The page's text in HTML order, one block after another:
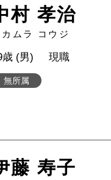
村 孝治
カムラ コウジ
無所属
歳 (男) 現職
藤 寿子